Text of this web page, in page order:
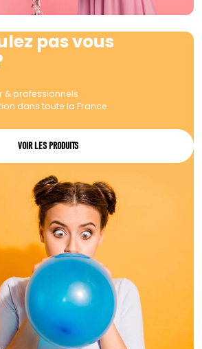
pas vous
& professionnels
dans toute la France
VOIR LES PRODUITS